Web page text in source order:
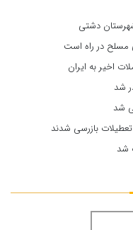
دشتی
مسلح در راه است
اخیر به ایران
شد
بازرسی شدند
شد